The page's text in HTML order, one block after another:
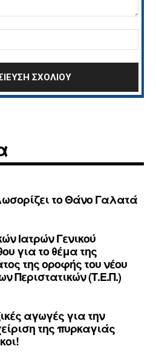
το Θάνο Γαλατά
Ιατρών Γενικού
για το θέμα της
της οροφής του νέου
Περιστατικών (Τ.Ε.Π.)
αγωγές για την
της πυρκαγιάς